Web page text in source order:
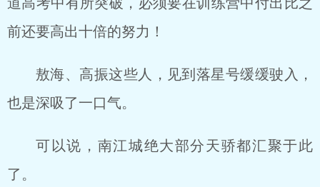
前还要高出十倍的努力！
敖海、高振这些人，见到落星号缓缓驶入，
也是深吸了一口气。
可以说，南江城绝大部分天骄都汇聚于此
了。